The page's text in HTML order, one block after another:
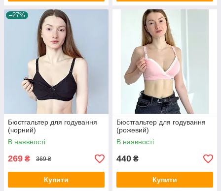
–27%
Бюстгальтер для годування
(чорний)
В наявності
269 ₴ 369 ₴
Купити
Бюстгальтер для годування
(рожевий)
В наявності
440 ₴
Купити